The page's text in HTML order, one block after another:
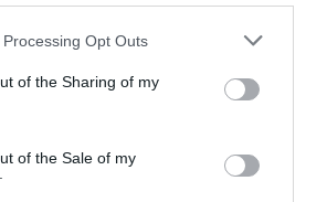
Opt Outs
of the Sharing of my
of the Sale of my
διεκδικητές του χρίσματος